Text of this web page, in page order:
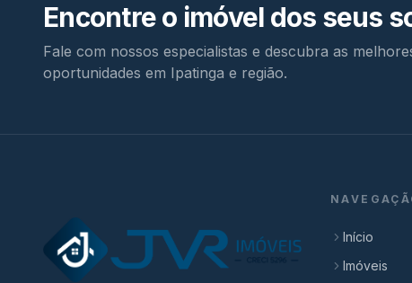
Encontre o imóvel dos seus
Fale com nossos especialistas e descubra as
oportunidades em Ipatinga e região.
Início
Imóveis